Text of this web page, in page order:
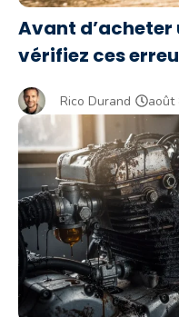
Avant
vérifiez ces
Rico Durand août